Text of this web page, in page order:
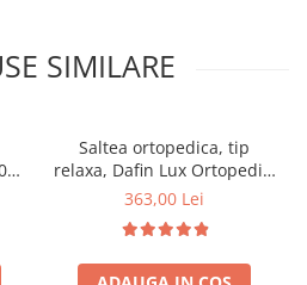
SIMILARE
Saltea ortopedica, tip
relaxa, Dafin Lux Ortopedic,
90x200x21cm, fermitate
tip Bonell, fata vara-iarna,
sistem de aerisire cu
363,00 Lei